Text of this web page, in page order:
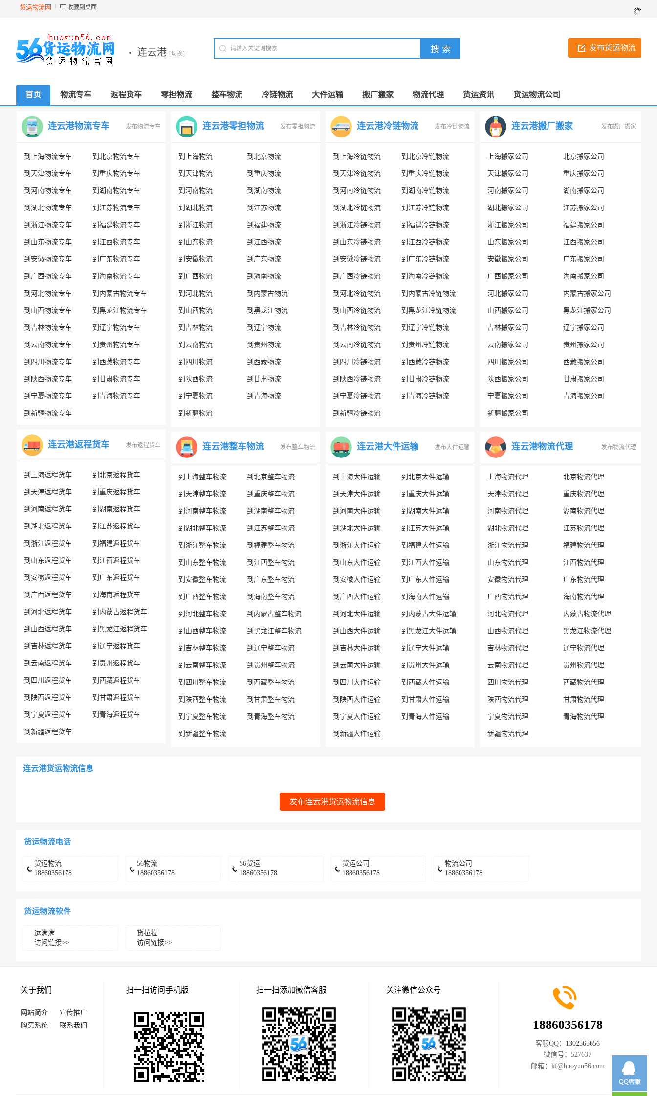
货运物流网 收藏到桌面
发布货运物流
· 连云港 [切换]
首页 物流专车 返程货车 零担物流 整车物流 冷链物流 大件运输 搬厂搬家 物流代理 货运资讯 货运物流公司
连云港物流专车 发布物流专车
到上海物流专车 到北京物流专车
到天津物流专车 到重庆物流专车
到河南物流专车 到湖南物流专车
到湖北物流专车 到江苏物流专车
到浙江物流专车 到福建物流专车
到山东物流专车 到江西物流专车
到安徽物流专车 到广东物流专车
到广西物流专车 到海南物流专车
到河北物流专车 到内蒙古物流专车
到山西物流专车 到黑龙江物流专车
到吉林物流专车 到辽宁物流专车
到云南物流专车 到贵州物流专车
到四川物流专车 到西藏物流专车
到陕西物流专车 到甘肃物流专车
到宁夏物流专车 到青海物流专车
到新疆物流专车
连云港返程货车 发布返程货车
到上海返程货车 到北京返程货车
到天津返程货车 到重庆返程货车
到河南返程货车 到湖南返程货车
到湖北返程货车 到江苏返程货车
到浙江返程货车 到福建返程货车
到山东返程货车 到江西返程货车
到安徽返程货车 到广东返程货车
到广西返程货车 到海南返程货车
到河北返程货车 到内蒙古返程货车
到山西返程货车 到黑龙江返程货车
到吉林返程货车 到辽宁返程货车
到云南返程货车 到贵州返程货车
到四川返程货车 到西藏返程货车
到陕西返程货车 到甘肃返程货车
到宁夏返程货车 到青海返程货车
到新疆返程货车
连云港零担物流 发布零担物流
到上海物流 到北京物流
到天津物流 到重庆物流
到河南物流 到湖南物流
到湖北物流 到江苏物流
到浙江物流 到福建物流
到山东物流 到江西物流
到安徽物流 到广东物流
到广西物流 到海南物流
到河北物流 到内蒙古物流
到山西物流 到黑龙江物流
到吉林物流 到辽宁物流
到云南物流 到贵州物流
到四川物流 到西藏物流
到陕西物流 到甘肃物流
到宁夏物流 到青海物流
到新疆物流
连云港整车物流 发布整车物流
到上海整车物流 到北京整车物流
到天津整车物流 到重庆整车物流
到河南整车物流 到湖南整车物流
到湖北整车物流 到江苏整车物流
到浙江整车物流 到福建整车物流
到山东整车物流 到江西整车物流
到安徽整车物流 到广东整车物流
到广西整车物流 到海南整车物流
到河北整车物流 到内蒙古整车物流
到山西整车物流 到黑龙江整车物流
到吉林整车物流 到辽宁整车物流
到云南整车物流 到贵州整车物流
到四川整车物流 到西藏整车物流
到陕西整车物流 到甘肃整车物流
到宁夏整车物流 到青海整车物流
到新疆整车物流
连云港冷链物流 发布冷链物流
到上海冷链物流 到北京冷链物流
到天津冷链物流 到重庆冷链物流
到河南冷链物流 到湖南冷链物流
到湖北冷链物流 到江苏冷链物流
到浙江冷链物流 到福建冷链物流
到山东冷链物流 到江西冷链物流
到安徽冷链物流 到广东冷链物流
到广西冷链物流 到海南冷链物流
到河北冷链物流 到内蒙古冷链物流
到山西冷链物流 到黑龙江冷链物流
到吉林冷链物流 到辽宁冷链物流
到云南冷链物流 到贵州冷链物流
到四川冷链物流 到西藏冷链物流
到陕西冷链物流 到甘肃冷链物流
到宁夏冷链物流 到青海冷链物流
到新疆冷链物流
连云港大件运输 发布大件运输
到上海大件运输 到北京大件运输
到天津大件运输 到重庆大件运输
到河南大件运输 到湖南大件运输
到湖北大件运输 到江苏大件运输
到浙江大件运输 到福建大件运输
到山东大件运输 到江西大件运输
到安徽大件运输 到广东大件运输
到广西大件运输 到海南大件运输
到河北大件运输 到内蒙古大件运输
到山西大件运输 到黑龙江大件运输
到吉林大件运输 到辽宁大件运输
到云南大件运输 到贵州大件运输
到四川大件运输 到西藏大件运输
到陕西大件运输 到甘肃大件运输
到宁夏大件运输 到青海大件运输
到新疆大件运输
连云港搬厂搬家 发布搬厂搬家
上海搬家公司 北京搬家公司
天津搬家公司 重庆搬家公司
河南搬家公司 湖南搬家公司
湖北搬家公司 江苏搬家公司
浙江搬家公司 福建搬家公司
山东搬家公司 江西搬家公司
安徽搬家公司 广东搬家公司
广西搬家公司 海南搬家公司
河北搬家公司 内蒙古搬家公司
山西搬家公司 黑龙江搬家公司
吉林搬家公司 辽宁搬家公司
云南搬家公司 贵州搬家公司
四川搬家公司 西藏搬家公司
陕西搬家公司 甘肃搬家公司
宁夏搬家公司 青海搬家公司
新疆搬家公司
连云港物流代理 发布物流代理
上海物流代理 北京物流代理
天津物流代理 重庆物流代理
河南物流代理 湖南物流代理
湖北物流代理 江苏物流代理
浙江物流代理 福建物流代理
山东物流代理 江西物流代理
安徽物流代理 广东物流代理
广西物流代理 海南物流代理
河北物流代理 内蒙古物流代理
山西物流代理 黑龙江物流代理
吉林物流代理 辽宁物流代理
云南物流代理 贵州物流代理
四川物流代理 西藏物流代理
陕西物流代理 甘肃物流代理
宁夏物流代理 青海物流代理
新疆物流代理
连云港货运物流信息
发布连云港货运物流信息
货运物流电话
货运物流
18860356178
56物流
18860356178
56货运
18860356178
货运公司
18860356178
物流公司
18860356178
货运物流软件
运满满
访问链接>>
货拉拉
访问链接>>
关于我们
网站简介
宣传推广
购买系统
联系我们
扫一扫访问手机版 扫一扫添加微信客服 关注微信公众号
18860356178
客服QQ： 1302565656
微信号： 527637
邮箱： kf@huoyun56.com